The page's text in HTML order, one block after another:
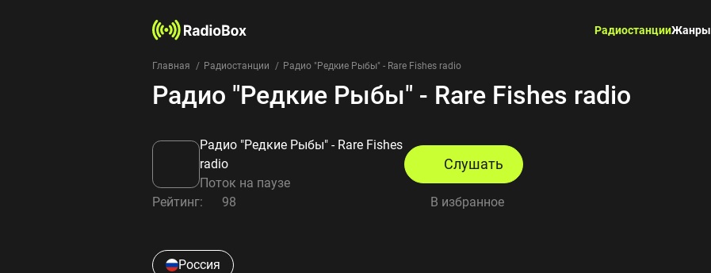
РадиостанцииЖанры
Главная Радиостанции Радио "Редкие Рыбы" - Rare Fishes radio
Радио "Редкие Рыбы" - Rare Fishes radio
Радио "Редкие Рыбы" - Rare Fishes
radio
Поток на паузе
Слушать
Рейтинг: 98 В избранное
Россия